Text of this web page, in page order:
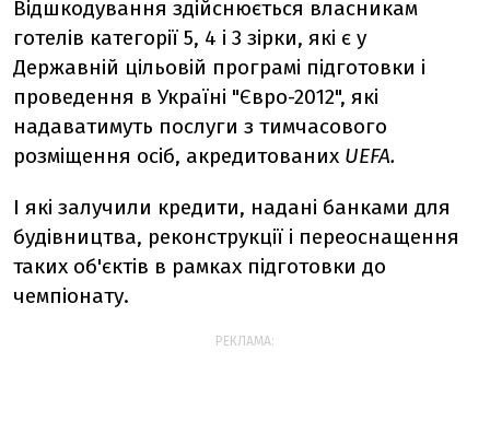
Відшкодування здійснюється власникам
готелів категорії 5, 4 і 3 зірки, які є у
Державній цільовій програмі підготовки і
проведення в Україні "Євро-2012", які
надаватимуть послуги з тимчасового
розміщення осіб, акредитованих UEFA.
І які залучили кредити, надані банками для
будівництва, реконструкції і переоснащення
таких об'єктів в рамках підготовки до
чемпіонату.
РЕКЛАМА: